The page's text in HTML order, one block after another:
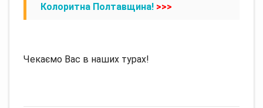
Колоритна Полтавщина! >>>
Чекаємо Вас в наших турах!